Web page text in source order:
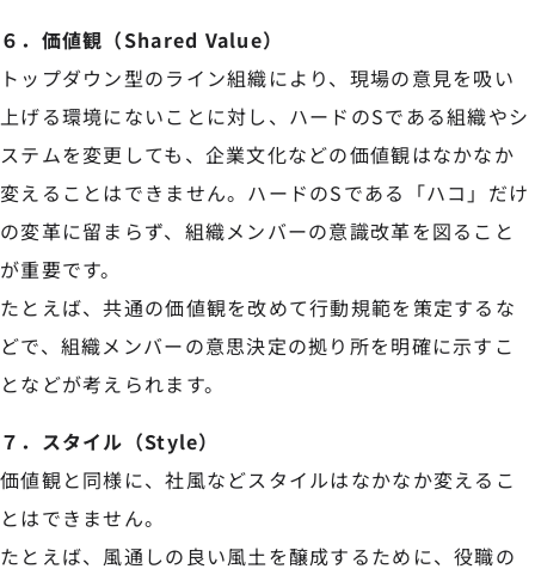
６．価値観（Shared Value）
トップダウン型のライン組織により、現場の意見を吸い
上げる環境にないことに対し、ハードのSである組織やシ
ステムを変更しても、企業文化などの価値観はなかなか
変えることはできません。ハードのSである「ハコ」だけ
の変革に留まらず、組織メンバーの意識改革を図ること
が重要です。
たとえば、共通の価値観を改めて行動規範を策定するな
どで、組織メンバーの意思決定の拠り所を明確に示すこ
となどが考えられます。
７．スタイル（Style）
価値観と同様に、社風などスタイルはなかなか変えるこ
とはできません。
たとえば、風通しの良い風土を醸成するために、役職の